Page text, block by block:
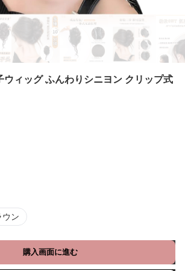
ウィッグ ふんわりシニヨン クリップ式
ウン
購入画面に進む